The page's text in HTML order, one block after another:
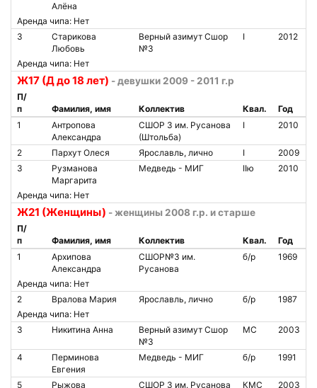
Алёна
Аренда чипа: Нет
3
Старикова
Любовь
Верный азимут Сшор
№3
I 2012
Аренда чипа: Нет
Ж17 (Д до 18 лет) - девушки 2009 - 2011 г.р
П/
п
Фамилия, имя Коллектив Квал.
Год
1
Антропова
Александра
СШОР 3 им. Русанова
(Штольба)
I 2010
2 Пархут Олеся Ярославль, лично I
2009
3
Рузманова
Маргарита
Медведь - МИГ IIю 2010
Аренда чипа: Нет
Ж21 (Женщины) - женщины 2008 г.р. и старше
П/
п
Фамилия, имя Коллектив Квал.
Год
1
Архипова
Александра
СШОР№3 им.
Русанова
б/р 1969
Аренда чипа: Нет
2
Вралова Мария Ярославль, лично б/р
1987
Аренда чипа: Нет
3
Никитина Анна
Верный азимут Сшор
№3
МС 2003
4
Перминова
Евгения
Медведь - МИГ б/р 1991
5
Рыжова
СШОР 3 им. Русанова
КМС 2003